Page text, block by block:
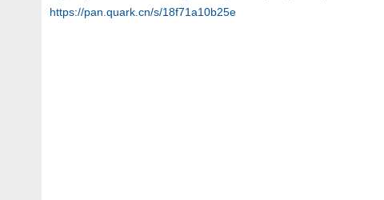
https://pan.quark.cn/s/18f71a10b25e